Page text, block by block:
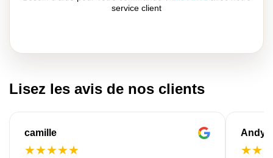
service client
Lisez les avis de nos clients
camille
★★★★★
Andy
★★